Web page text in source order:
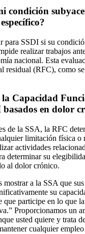
condición
para SSDI si su
realizar trabajos
nacional. Esta
residual (RFC), como
Capacidad
basados en dolor
de la SSA, la RFC
limitación física o
actividades
determinar su
al dolor crónico.
mostrar a la SSA que
su
que participe en lo que
Proporcionamos un
usted quiere y trata
cualquier